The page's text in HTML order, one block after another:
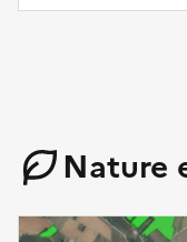
Nature